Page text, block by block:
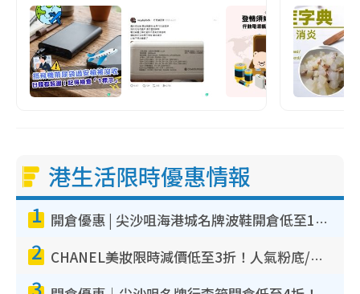
港生活限時優惠情報
1 開倉優惠 | 尖沙咀海港城名牌波鞋開倉低至1折！On鞋$899起／Joy&Peace鞋履$98起
2 CHANEL美妝限時減價低至3折！人氣粉底/唇膏/精華液低至$275！COCO香水都有平
3